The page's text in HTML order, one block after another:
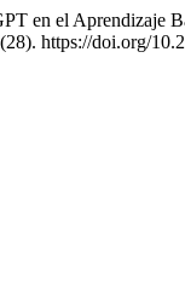
en el Aprendizaje
(28). https://doi.org/